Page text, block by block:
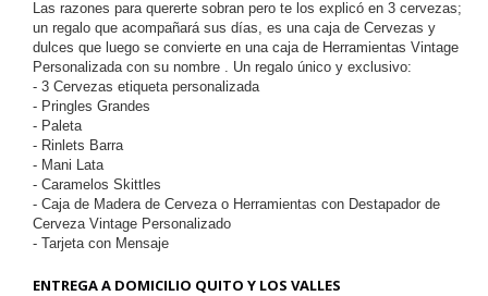
Las razones para quererte sobran pero te los explicó en 3 cervezas;
un regalo que acompañará sus días, es una caja de Cervezas y
dulces que luego se convierte en una caja de Herramientas Vintage
Personalizada con su nombre . Un regalo único y exclusivo:
- 3 Cervezas etiqueta personalizada
- Pringles Grandes
- Paleta
- Rinlets Barra
- Mani Lata
- Caramelos Skittles
- Caja de Madera de Cerveza o Herramientas con Destapador de
Cerveza Vintage Personalizado
- Tarjeta con Mensaje
ENTREGA A DOMICILIO QUITO Y LOS VALLES